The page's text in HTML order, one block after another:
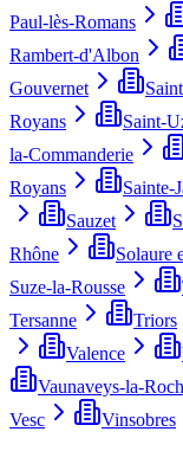
Paul-lès-Romans
Rambert-d'Albon
Gouvernet
Royans
Saint-
la-Commanderie
Royans
Sainte-
Sauzet
Rhône
Solaure
Suze-la-Rousse
Tersanne
Triors
Valence
Vaunaveys-la-
Vesc
Vinsobres